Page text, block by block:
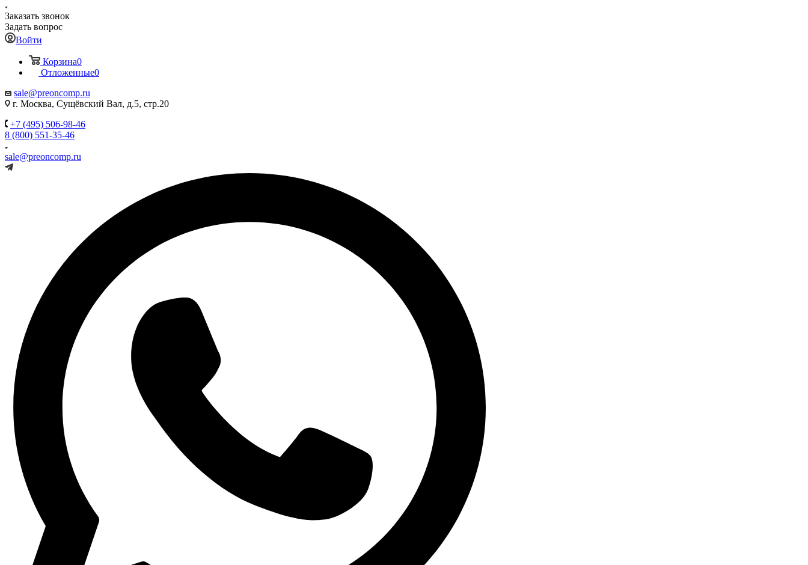
Заказать звонок
Задать вопрос
Войти
Корзина0
Отложенные0
sale@preoncomp.ru
г. Москва, Сущёвский Вал, д.5, стр.20
+7 (495) 506-98-46
8 (800) 551-35-46
sale@preoncomp.ru